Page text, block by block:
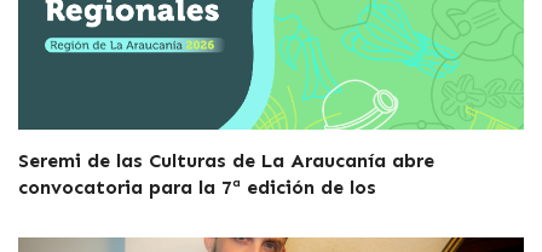
Seremi de las Culturas de La Araucanía abre
convocatoria para la 7ª edición de los